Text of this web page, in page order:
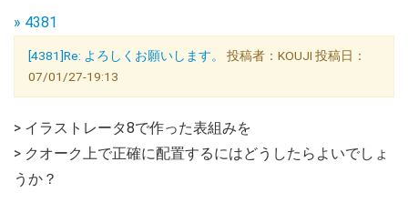
» 4381
[4381]Re: よろしくお願いします。
投稿者：KOUJI 投稿日：
07/01/27-19:13
> イラストレータ8で作った表組みを
> クオーク上で正確に配置するにはどうしたらよいでしょ
うか？